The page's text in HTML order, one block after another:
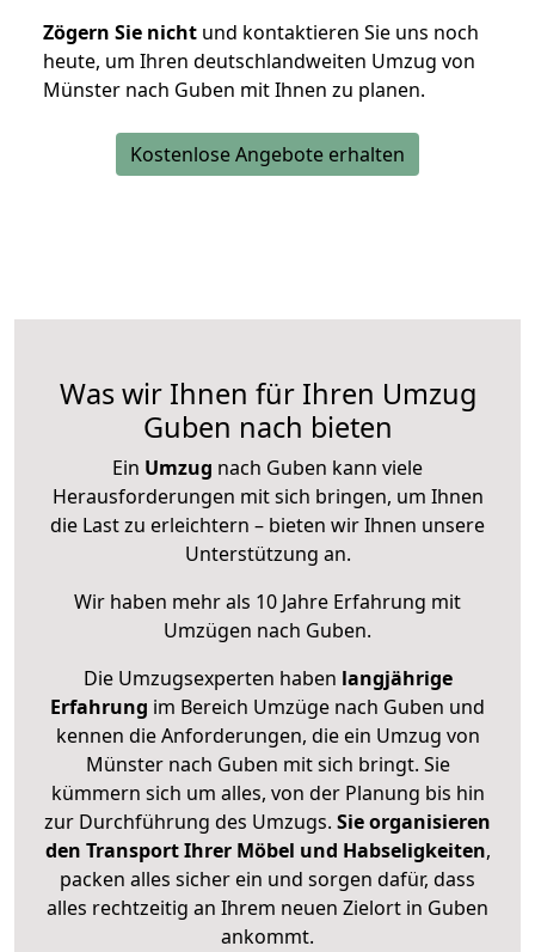
Zögern Sie nicht und kontaktieren Sie uns noch
heute, um Ihren deutschlandweiten Umzug von
Münster nach Guben mit Ihnen zu planen.
Kostenlose Angebote erhalten
Was wir Ihnen für Ihren Umzug
Guben nach bieten
Ein Umzug nach Guben kann viele
Herausforderungen mit sich bringen, um Ihnen
die Last zu erleichtern – bieten wir Ihnen unsere
Unterstützung an.
Wir haben mehr als 10 Jahre Erfahrung mit
Umzügen nach Guben.
Die Umzugsexperten haben langjährige
Erfahrung im Bereich Umzüge nach Guben und
kennen die Anforderungen, die ein Umzug von
Münster nach Guben mit sich bringt. Sie
kümmern sich um alles, von der Planung bis hin
zur Durchführung des Umzugs. Sie organisieren
den Transport Ihrer Möbel und Habseligkeiten,
packen alles sicher ein und sorgen dafür, dass
alles rechtzeitig an Ihrem neuen Zielort in Guben
ankommt.